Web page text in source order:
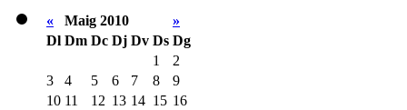
« Maig 2010
»
Dl Dm Dc Dj Dv Ds Dg
1
2
3
4 5 6 7 8
9
10 11 12 13 14 15 16